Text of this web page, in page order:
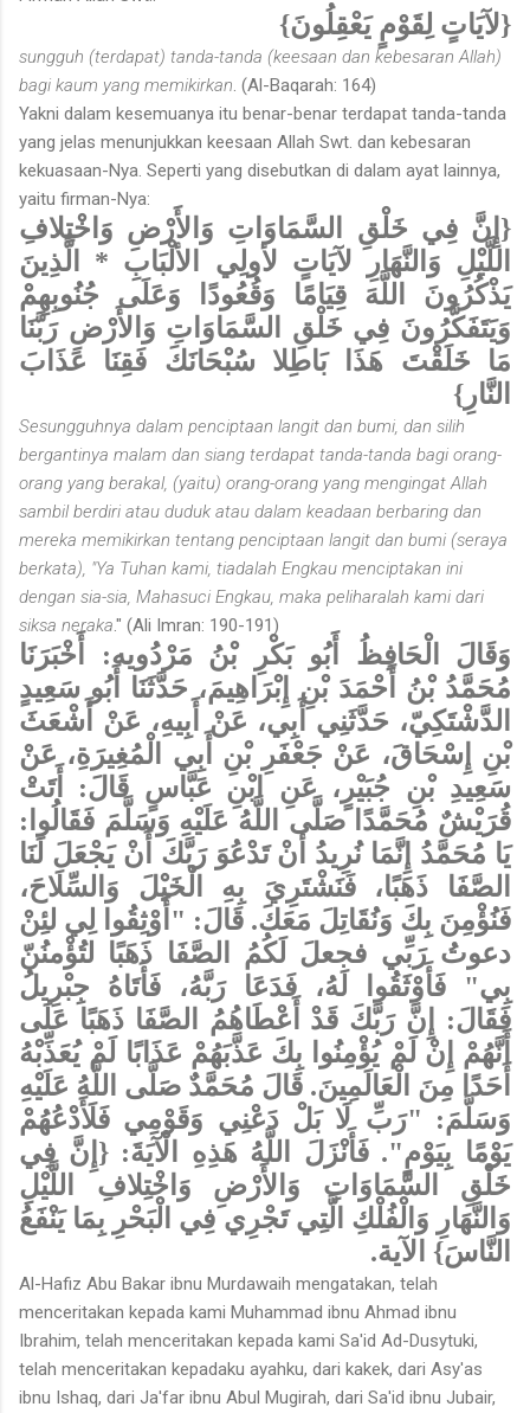
{لآيَاتٍ لِقَوْمٍ يَعْقِلُونَ}
sungguh (terdapat) tanda-tanda (keesaan dan kebesaran Allah)
bagi kaum yang memikirkan . (Al-Baqarah: 164)
Yakni dalam kesemuanya itu benar-benar terdapat tanda-tanda
yang jelas menunjukkan keesaan Allah Swt. dan kebesaran
kekuasaan-Nya. Seperti yang disebutkan di dalam ayat lainnya,
yaitu firman-Nya:
{إِنَّ فِي خَلْقِ السَّمَاوَاتِ وَالأَرْضِ وَاخْتِلافِ
اللَّيْلِ وَالنَّهَارِ لآيَاتٍ لأولِي الألْبَابِ * الَّذِينَ
يَذْكُرُونَ اللَّهَ قِيَامًا وَقُعُودًا وَعَلَى جُنُوبِهِمْ
وَيَتَفَكَّرُونَ فِي خَلْقِ السَّمَاوَاتِ وَالأَرْضِ رَبَّنَا
مَا خَلَقْتَ هَذَا بَاطِلا سُبْحَانَكَ فَقِنَا عَذَابَ
النَّارِ}
Sesungguhnya dalam penciptaan langit dan bumi, dan silih
bergantinya malam dan siang terdapat tanda-tanda bagi orang-
orang yang berakal, (yaitu) orang-orang yang mengingat Allah
sambil berdiri atau duduk atau dalam keadaan berbaring dan
mereka memikirkan tentang penciptaan langit dan bumi (seraya
berkata), "Ya Tuhan kami, tiadalah Engkau menciptakan ini
dengan sia-sia, Mahasuci Engkau, maka peliharalah kami dari
siksa neraka." (Ali Imran: 190-191)
وَقَالَ الْحَافِظُ أَبُو بَكْرِ بْنُ مَرْدُويه: أَخْبَرَنَا
مُحَمَّدُ بْنُ أَحْمَدَ بْنِ إِبْرَاهِيمَ، حَدَّثَنَا أَبُو سَعِيدٍ
الدَّشْتَكِيّ، حَدَّثَنِي أَبِي، عَنْ أَبِيهِ، عَنْ أَشْعَثَ
بْنِ إِسْحَاقَ، عَنْ جَعْفَرِ بْنِ أَبِي الْمُغِيرَةِ، عَنْ
سَعِيدِ بْنِ جُبَيْرٍ، عَنِ ابْنِ عَبَّاسٍ قَالَ: أَتَتْ
قُرَيْشٌ مُحَمَّدًا صَلَّى اللَّهُ عَلَيْهِ وَسَلَّمَ فَقَالُوا:
يَا مُحَمَّدُ إِنَّمَا نُرِيدُ أَنْ تَدْعُوَ رَبَّكَ أَنْ يَجْعَلَ لَنَا
الصَّفَا ذَهَبًا، فَنَشْتَرِيَ بِهِ الْخَيْلَ وَالسِّلَاحَ،
فَنُؤْمِنَ بِكَ وَنُقَاتِلَ مَعَكَ. قَالَ: "أَوْثِقُوا لِي لئِنْ
دعوتُ رَبِّي فجعلَ لَكُمُ الصَّفَا ذَهَبًا لتُؤْمنُنّ
بِي" فَأَوْثَقُوا لَهُ، فَدَعَا رَبَّهُ، فَأَتَاهُ جِبْرِيلُ
فَقَالَ: إِنَّ رَبَّكَ قَدْ أَعْطَاهُمُ الصَّفَا ذَهَبًا عَلَى
أَنَّهُمْ إِنْ لَمْ يُؤْمِنُوا بِكَ عَذَّبَهُمْ عَذَابًا لَمْ يُعَذِّبْهُ
أَحَدًا مِنَ الْعَالَمِينَ. قَالَ مُحَمَّدٌ صَلَّى اللَّهُ عَلَيْهِ
وَسَلَّمَ: "رَبِّ لَا بَلْ دَعْنِي وَقَوْمِي فَلَأَدْعُهُمْ
يَوْمًا بِيَوْمٍ". فَأَنْزَلَ اللَّهُ هَذِهِ الْآيَةَ: {إِنَّ فِي
خَلْقِ السَّمَاوَاتِ وَالأَرْضِ وَاخْتِلافِ اللَّيْلِ
وَالنَّهَارِ وَالْفُلْكِ الَّتِي تَجْرِي فِي الْبَحْرِ بِمَا يَنْفَعُ
النَّاسَ} الآية.
Al-Hafiz Abu Bakar ibnu Murdawaih mengatakan, telah
menceritakan kepada kami Muhammad ibnu Ahmad ibnu
Ibrahim, telah menceritakan kepada kami Sa'id Ad-Dusytuki,
telah menceritakan kepadaku ayahku, dari kakek, dari Asy'as
ibnu Ishaq, dari Ja'far ibnu Abul Mugirah, dari Sa'id ibnu Jubair,